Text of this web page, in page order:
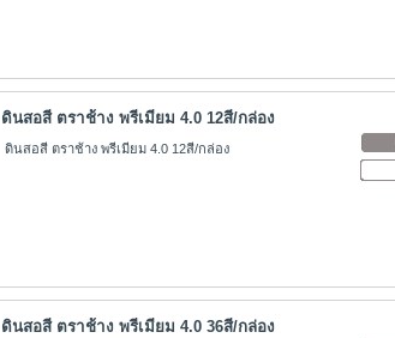
ดินสอสี ตราช้าง พรีเมียม 4.0 12สี/กล่อง
ดินสอสี ตราช้าง พรีเมียม 4.0 12สี/กล่อง
ดินสอสี ตราช้าง พรีเมียม 4.0 36สี/กล่อง